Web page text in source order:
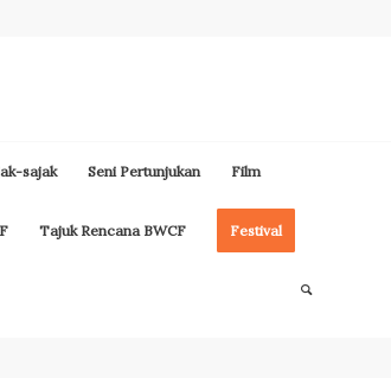
sajak Seni Pertunjukan Film
Tajuk Rencana BWCF Festival